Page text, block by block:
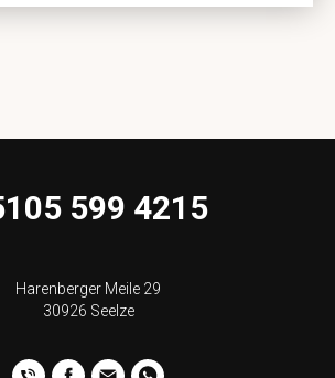
599 4215
Harenberger Meile 29
30926 Seelze